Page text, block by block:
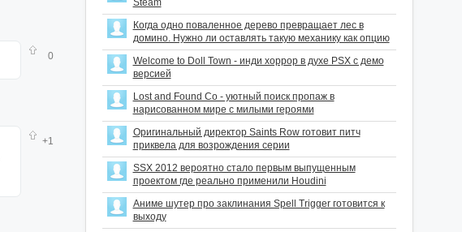
0
+1
Steam
Когда одно поваленное дерево превращает лес в
домино. Нужно ли оставлять такую механику как опцию
Welcome to Doll Town - инди хоррор в духе PSX с демо
версией
Lost and Found Co - уютный поиск пропаж в
нарисованном мире с милыми героями
Оригинальный директор Saints Row готовит питч
приквела для возрождения серии
SSX 2012 вероятно стало первым выпущенным
проектом где реально применили Houdini
Аниме шутер про заклинания Spell Trigger готовится к
выходу